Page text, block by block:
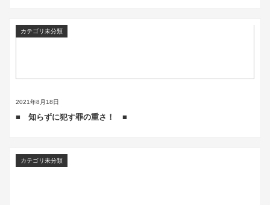
2021年8月18日
カテゴリ未分類
■ 知らずに犯す罪の重さ！ ■
カテゴリ未分類